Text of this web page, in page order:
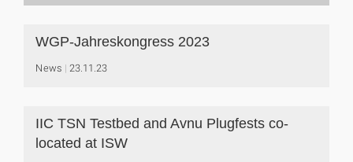
WGP-Jahreskongress 2023
News 23.11.23
IIC TSN Testbed and Avnu Plugfests co-
located at ISW